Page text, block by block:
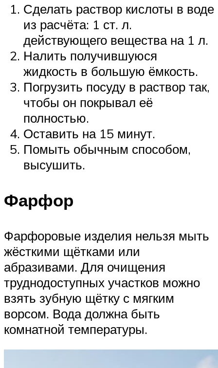
Сделать раствор кислоты в воде
из расчёта: 1 ст. л.
действующего вещества на 1 л.
Налить получившуюся
жидкость в большую ёмкость.
Погрузить посуду в раствор так,
чтобы он покрывал её
полностью.
Оставить на 15 минут.
Помыть обычным способом,
высушить.
Фарфор
Фарфоровые изделия нельзя мыть
жёсткими щётками или
абразивами. Для очищения
труднодоступных участков можно
взять зубную щётку с мягким
ворсом. Вода должна быть
комнатной температуры.